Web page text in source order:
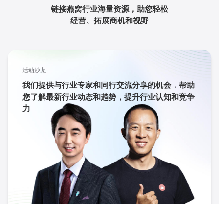
链接燕窝行业海量资源，助您轻松
经营、拓展商机和视野
活动沙龙
我们提供与行业专家和同行交流分享的机会，帮助
您了解最新行业动态和趋势，提升行业认知和竞争
力